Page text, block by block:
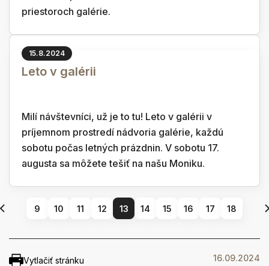
priestoroch galérie.
15.8.2024
Leto v galérii
Milí návštevníci, už je to tu! Leto v galérii v
príjemnom prostredí nádvoria galérie, každú
sobotu počas letných prázdnin. V sobotu 17.
augusta sa môžete tešiť na našu Moniku.
9 10 11 12 13 14 15 16 17 18
Vytlačiť stránku 16.09.2024